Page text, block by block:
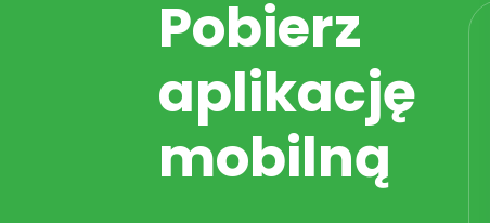
Pobierz
aplikację
mobilną